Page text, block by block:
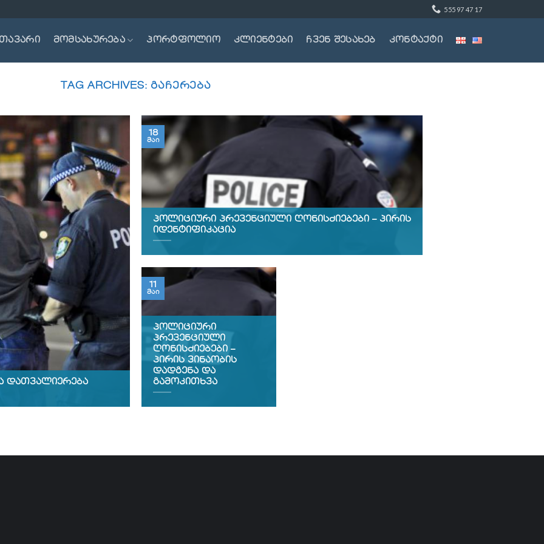
555 97 47 17
მომსახურება პორტფოლიო კლიენტები ჩვენ შესახებ კონტაქტი
TAG ARCHIVES: ᲒᲐᲩᲔᲠᲔᲑᲐ
დათვალიერება
პოლიციური პრევენციული ღონისძიებები – პირის
იდენტიფიკაცია
18
მაი
პოლიციური
პრევენციული
ღონისძიებები –
პირის ვინაობის
დადგენა და
გამოკითხვა
11
მაი